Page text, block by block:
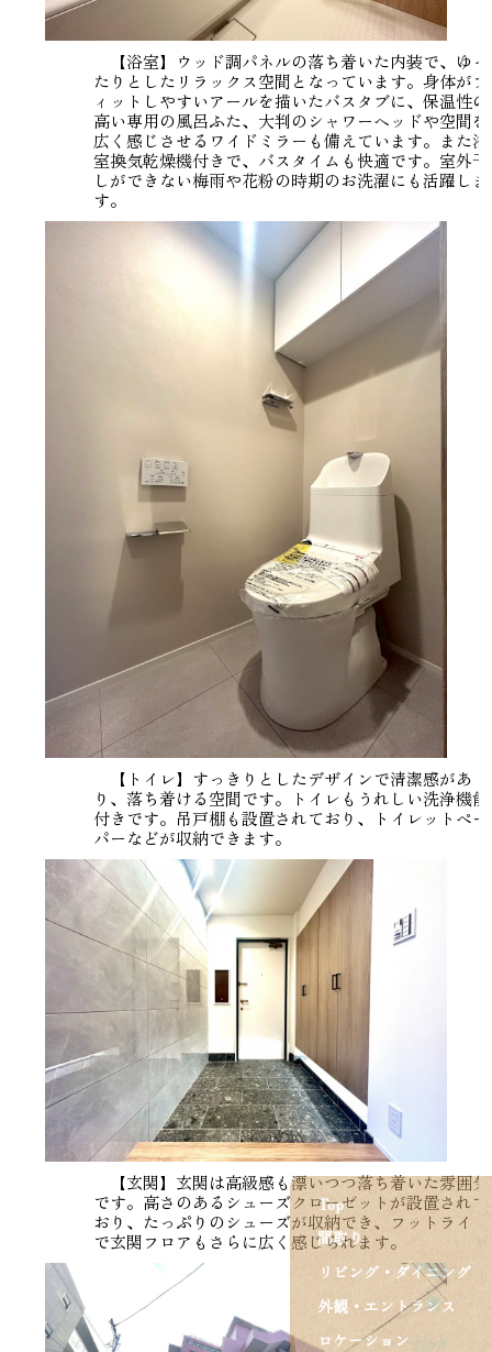
Top
間取り
リビング・ダイニング
外観・エントランス
ロケーション
【浴室】ウッド調パネルの落ち着いた内装で、ゆっ
たりとしたリラックス空間となっています。身体がフ
ィットしやすいアールを描いたバスタブに、保温性の
高い専用の風呂ふた、大判のシャワーヘッドや空間を
広く感じさせるワイドミラーも備えています。また浴
室換気乾燥機付きで、バスタイムも快適です。室外干
しができない梅雨や花粉の時期のお洗濯にも活躍しま
す。
【トイレ】すっきりとしたデザインで清潔感があ
り、落ち着ける空間です。トイレもうれしい洗浄機能
付きです。吊戸棚も設置されており、トイレットペー
パーなどが収納できます。
【玄関】玄関は高級感も漂いつつ落ち着いた雰囲気
です。高さのあるシューズクローゼットが設置されて
おり、たっぷりのシューズが収納でき、フットライト
で玄関フロアもさらに広く感じられます。